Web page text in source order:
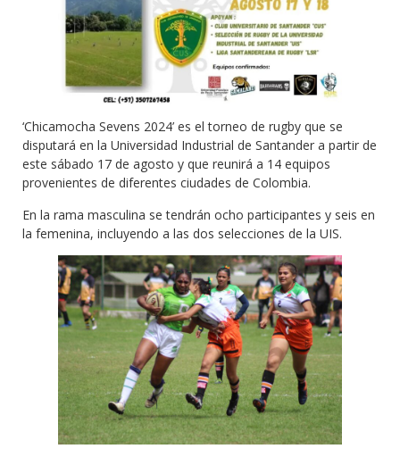
‘Chicamocha Sevens 2024’ es el torneo de rugby que se
disputará en la Universidad Industrial de Santander a partir de
este sábado 17 de agosto y que reunirá a 14 equipos
provenientes de diferentes ciudades de Colombia.
En la rama masculina se tendrán ocho participantes y seis en
la femenina, incluyendo a las dos selecciones de la UIS.